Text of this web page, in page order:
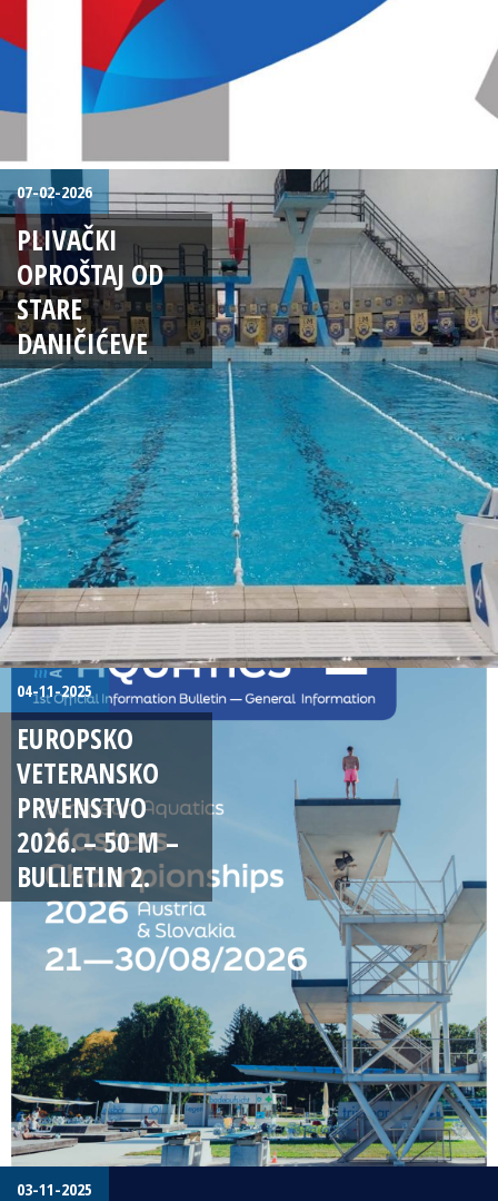
07-02-2026
PLIVAČKI
OPROŠTAJ OD
STARE
DANIČIĆEVE
04-11-2025
EUROPSKO
VETERANSKO
PRVENSTVO
2026. – 50 M –
BULLETIN 2.
03-11-2025